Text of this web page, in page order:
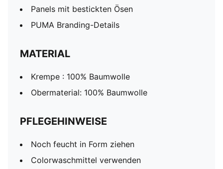
Panels mit bestickten Ösen
PUMA Branding-Details
MATERIAL
Krempe : 100% Baumwolle
Obermaterial: 100% Baumwolle
PFLEGEHINWEISE
Noch feucht in Form ziehen
Colorwaschmittel verwenden